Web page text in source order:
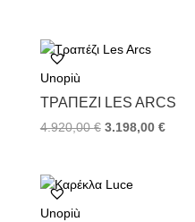
Unopiù
TΡΑΠΈΖΙ LES ARCS
4.920,00€ 3.198,00 €
Unopiù